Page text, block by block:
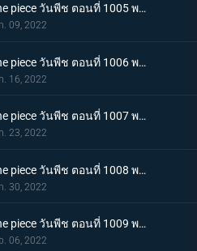
One piece วันพีช ตอนที่ 1005 พากย์ไทย อานุภาพของอสูรน้ำแข็ง กระสุนภัยโรคระบาดแบบใหม่
09, 2022
One piece วันพีช ตอนที่ 1006 พากย์ไทย อภัยให้ไม่ได้! การตัดสินใจของช็อปเปอร์
16, 2022
One piece วันพีช ตอนที่ 1007 พากย์ไทย การไล่ล่าของโซโล! อสูรน้ำแข็ง in เกมไล่จับ
23, 2022
One piece วันพีช ตอนที่ 1008 พากย์ไทย นามิยอมจำนน ท่าเฮดบลัดของอุลติ
30, 2022
One piece วันพีช ตอนที่ 1009 พากย์ไทย ซาซากิรุกหนัก หน่วยรบหุ้มเกราะปะทะยามาโตะ
06, 2022